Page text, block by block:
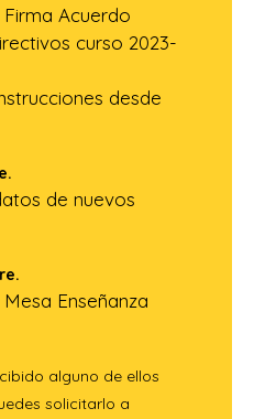
Acuerdo
curso 2023-
desde
de nuevos
Enseñanza
alguno de ellos
solicitarlo a